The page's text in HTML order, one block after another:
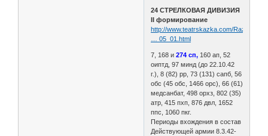
24 СТРЕЛКОВАЯ ДИВИЗИЯ
II формирование
http://www.teatrskazka.com/Raznoe/
… 05_01.html
7, 168 и274 сп, 160 ап, 52
оиптд, 97 минд (до 22.10.42
г.), 8 (82) рр, 73 (131) сапб, 56
обс (45 обс, 1466 орс), 66 (61)
медсанбат, 498 орхз, 802 (35)
атр, 415 пхп, 876 двл, 1652
ппс, 1060 пкг.
Периоды вхождения в состав
Действующей армии 8.3.42-